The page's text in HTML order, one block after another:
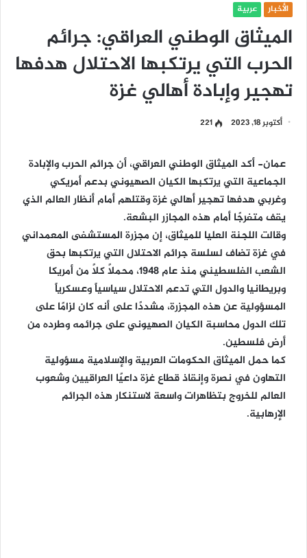
الأخبار عربية
الميثاق الوطني العراقي: جرائم
الحرب التي يرتكبها الاحتلال هدفها
تهجير وإبادة أهالي غزة
أكتوبر 18, 2023 221
عمان-أكد الميثاق الوطني العراقي، أن جرائم الحرب والإبادة
الجماعية التي يرتكبها الكيان الصهيوني بدعم أمريكي
وغربي هدفها تهجير أهالي غزة وقتلهم أمام أنظار العالم الذي
يقف متفرجًا أمام هذه المجازر البشعة.
وقالت اللجنة العليا للميثاق، إن مجزرة المستشفى المعمداني
في غزة تضاف لسلسة جرائم الاحتلال التي يرتكبها بحق
الشعب الفلسطيني منذ عام 1948، محملاً كلاً من أمريكا
وبريطانيا والدول التي تدعم الاحتلال سياسياً وعسكرياً
المسؤولية عن هذه المجزرة، مشددًا على أنه كان لزامًا على
تلك الدول محاسبة الكيان الصهيوني على جرائمه وطرده من
أرض فلسطين.
كما حمل الميثاق الحكومات العربية والإسلامية مسؤولية
التهاون في نصرة وإنقاذ قطاع غزة داعيًا العراقيين وشعوب
العالم للخروج بتظاهرات واسعة لاستنكار هذه الجرائم
الإرهابية.